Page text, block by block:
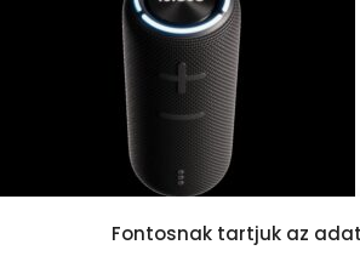
Fontosnak tartjuk az